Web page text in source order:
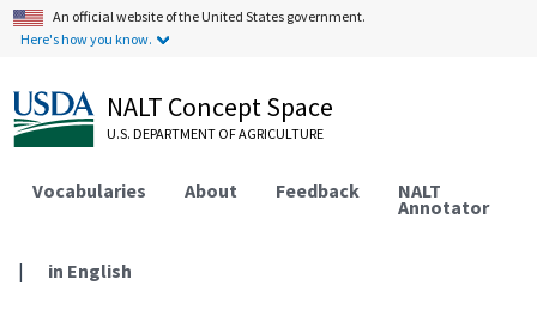
An official website of the United States government.
Here's how you know.
NALT Concept Space
U.S. DEPARTMENT OF AGRICULTURE
Vocabularies About Feedback NALT
Annotator
| in English